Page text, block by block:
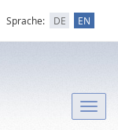
Sprache: DE EN
Toggle